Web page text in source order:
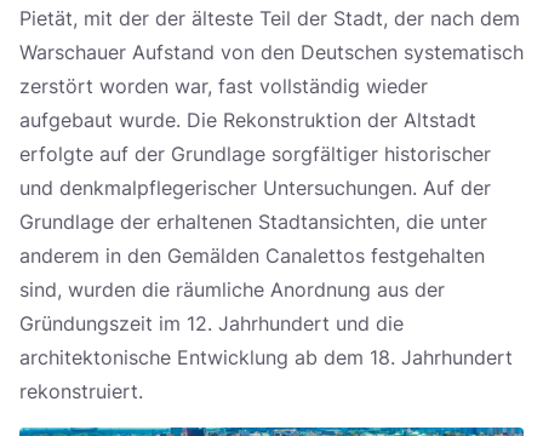
Pietät, mit der der älteste Teil der Stadt, der nach dem
Warschauer Aufstand von den Deutschen systematisch
zerstört worden war, fast vollständig wieder
aufgebaut wurde. Die Rekonstruktion der Altstadt
erfolgte auf der Grundlage sorgfältiger historischer
und denkmalpflegerischer Untersuchungen. Auf der
Grundlage der erhaltenen Stadtansichten, die unter
anderem in den Gemälden Canalettos festgehalten
sind, wurden die räumliche Anordnung aus der
Gründungszeit im 12. Jahrhundert und die
architektonische Entwicklung ab dem 18. Jahrhundert
rekonstruiert.